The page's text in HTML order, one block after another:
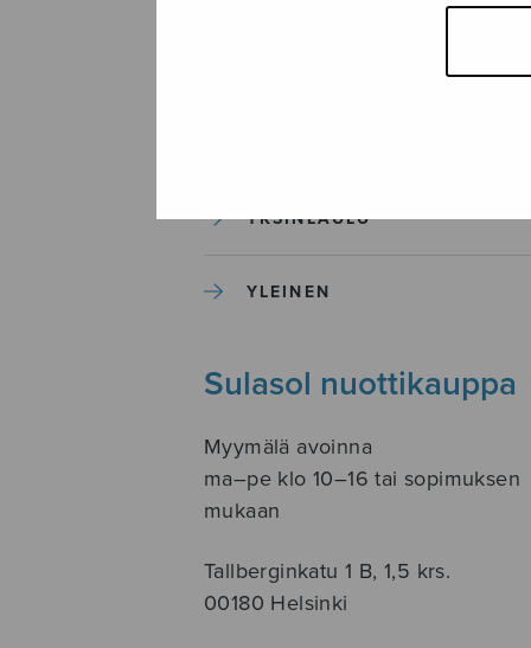
SOITINKOULUT JA OPPAAT
YKSINLAULU
YLEINEN
Sulasol nuottikauppa
Myymälä avoinna
ma–pe klo 10–16 tai sopimuksen
mukaan
Tallberginkatu 1 B, 1,5 krs.
00180 Helsinki